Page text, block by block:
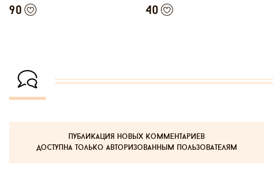
90 40
публикация новых комментариев
доступна только авторизованным пользователям